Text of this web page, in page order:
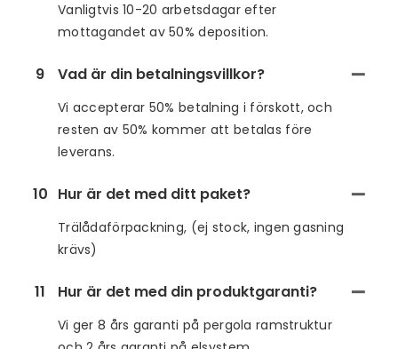
Vanligtvis 10-20 arbetsdagar efter
mottagandet av 50% deposition.
9 Vad är din betalningsvillkor?
Vi accepterar 50% betalning i förskott, och
resten av 50% kommer att betalas före
leverans.
10 Hur är det med ditt paket?
Trälådaförpackning, (ej stock, ingen gasning
krävs)
11 Hur är det med din produktgaranti?
Vi ger 8 års garanti på pergola ramstruktur